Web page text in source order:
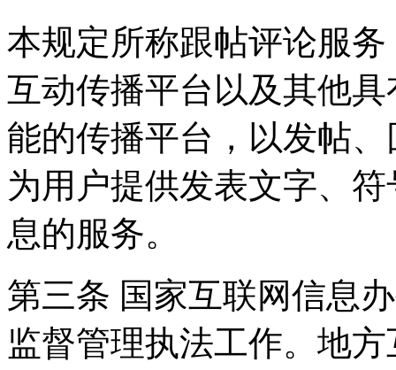
本规定所称跟帖评论服
互动传播平台以及其他
能的传播平台，以发帖
为用户提供发表文字、
息的服务。
第三条 国家互联网信息
监督管理执法工作。地